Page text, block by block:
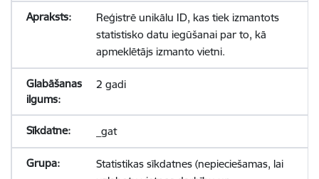
Reģistrē unikālu ID, kas tiek izmantots
statistisko datu iegūšanai par to, kā
apmeklētājs izmanto vietni.
2 gadi
_gat
Statistikas sīkdatnes (nepieciešamas, lai